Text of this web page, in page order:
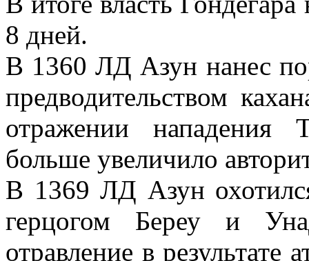
8 дней.
В 1360 ЛД Азун нанес
предводительством
отражении
больше увеличило
В 1369 ЛД Азун
герцогом Береу и
отравление в результате